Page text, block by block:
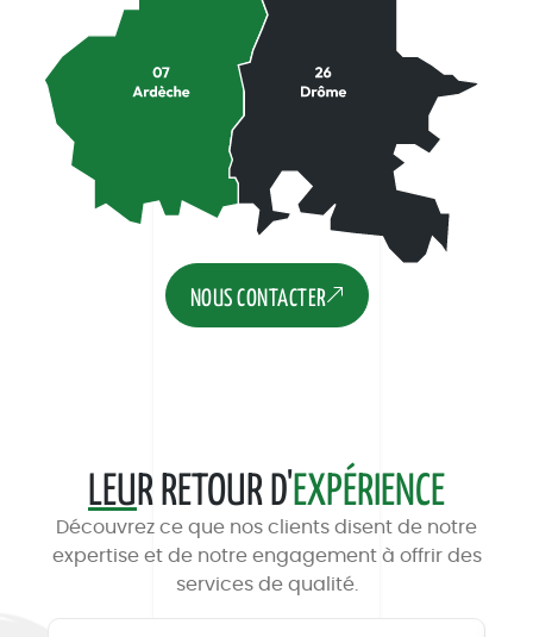
NOUS CONTACTER
LEUR RETOUR D'EXPÉRIENCE
Découvrez ce que nos clients disent de notre
expertise et de notre engagement à offrir des
services de qualité.